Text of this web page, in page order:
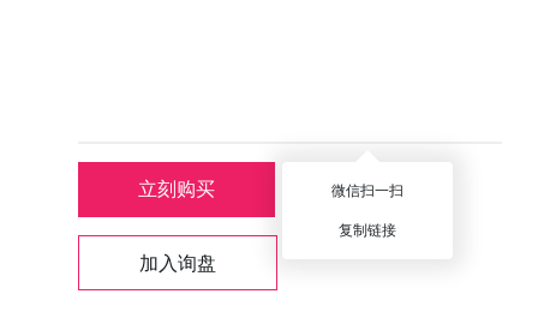
立刻购买 分享
微信扫一扫
复制链接
加入询盘